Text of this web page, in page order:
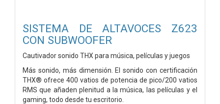
SISTEMA DE ALTAVOCES Z623
CON SUBWOOFER
Cautivador sonido THX para música, películas y juegos
Más sonido, más dimensión. El sonido con certificación
THX® ofrece 400 vatios de potencia de pico/200 vatios
RMS que añaden plenitud a la música, las películas y el
gaming, todo desde tu escritorio.